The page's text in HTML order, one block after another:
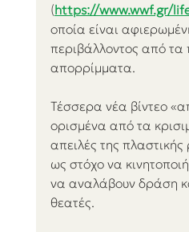
(https://www.wwf.gr/
οποία είναι
περιβάλλοντος από τα
απορρίμματα.
Τέσσερα νέα βίντεο
ορισμένα από τα
απειλές της
ως στόχο να
να αναλάβουν δράση
θεατές.